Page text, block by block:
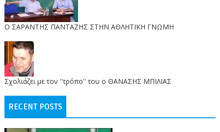
O ΣΑΡΑΝΤΗΣ ΠΑΝΤΑΖΗΣ ΣΤΗΝ ΑΘΛΗΤΙΚΗ ΓΝΩΜΗ
Σχολιάζει με τον ''τρόπο'' του ο ΘΑΝΑΣΗΣ ΜΠΙΛΙΑΣ
RECENT POSTS